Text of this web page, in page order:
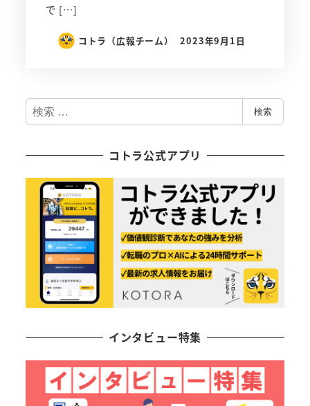
で […]
コトラ（広報チーム） 2023年9月1日
検
索
検索
コトラ公式アプリ
インタビュー特集